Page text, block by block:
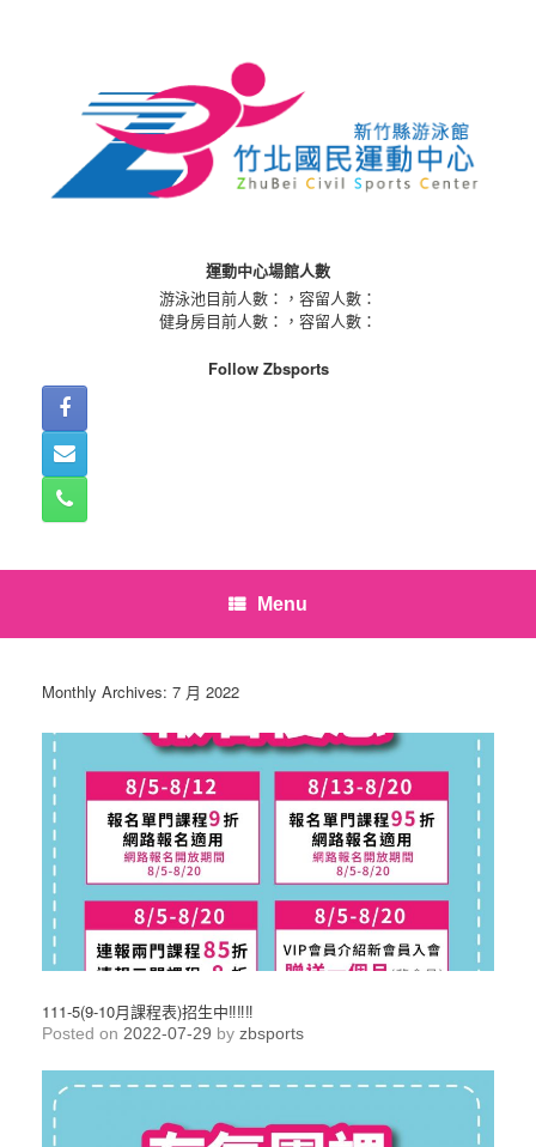
運動中心場館人數
游泳池目前人數：
，容留人數：
健身房目前人數：
，容留人數：
Follow Zbsports
Menu
Monthly Archives: 7 月 2022
111-5(9-10月課程表)招生中‼️‼️‼️
Posted on 2022-07-29 by zbsports